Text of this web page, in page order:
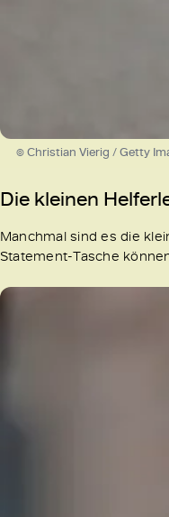
© Christian Vierig / Getty
Die kleinen
Manchmal sind es die
Statement-Tasche